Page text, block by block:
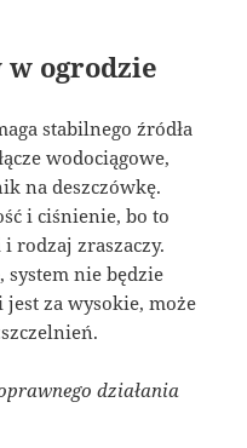
w ogrodzie
stabilnego źródła
wodociągowe,
na deszczówkę.
i ciśnienie, bo to
rodzaj zraszaczy.
system nie będzie
za wysokie, może
działania